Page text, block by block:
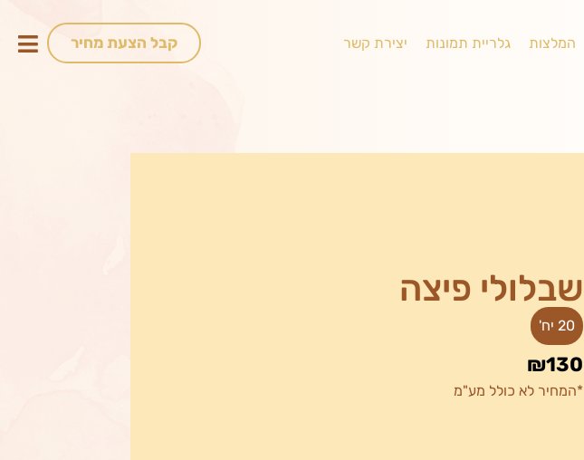
המלצות גלריית תמונות יצירת קשר קבל הצעת מחיר
שבלולי פיצה
20 יח'
₪130
*המחיר לא כולל מע"מ